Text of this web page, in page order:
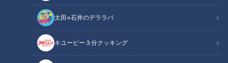
太田×石井のデララバ
キユーピー３分クッキング
根尾昂よ、竜の本拠地ナゴヤドームでのプロ初安打で最下位チームに喝